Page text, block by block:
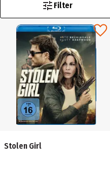
Filter
Stolen Girl